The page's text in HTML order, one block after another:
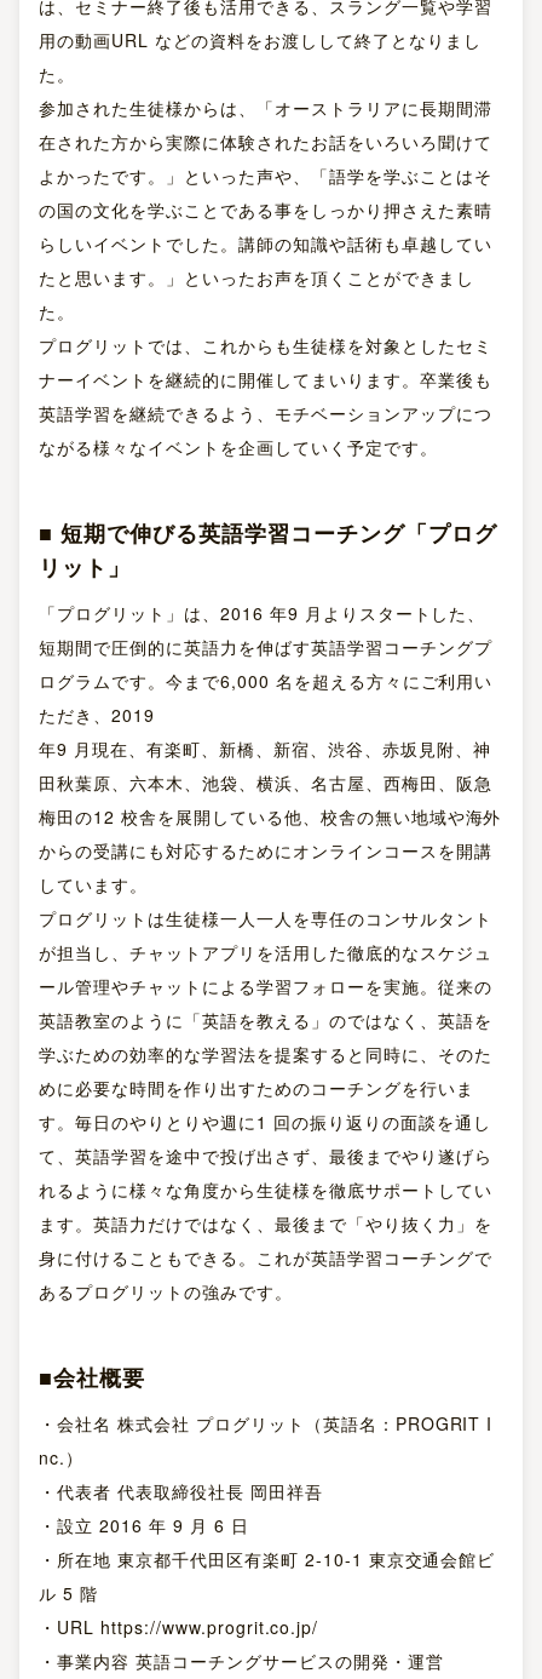
は、セミナー終了後も活用できる、スラング一覧や学習
用の動画URL などの資料をお渡しして終了となりまし
た。
参加された生徒様からは、「オーストラリアに⾧期間滞
在された方から実際に体験されたお話をいろいろ聞けて
よかったです。」といった声や、「語学を学ぶことはそ
の国の文化を学ぶことである事をしっかり押さえた素晴
らしいイベントでした。講師の知識や話術も卓越してい
たと思います。」といったお声を頂くことができまし
た。
プログリットでは、これからも生徒様を対象としたセミ
ナーイベントを継続的に開催してまいります。卒業後も
英語学習を継続できるよう、モチベーションアップにつ
ながる様々なイベントを企画していく予定です。
■ 短期で伸びる英語学習コーチング「プログ
リット」
「プログリット」は、2016 年9 月よりスタートした、
短期間で圧倒的に英語力を伸ばす英語学習コーチングプ
ログラムです。今まで6,000 名を超える方々にご利用い
ただき、2019
年9 月現在、有楽町、新橋、新宿、渋谷、赤坂見附、神
田秋葉原、六本木、池袋、横浜、名古屋、西梅田、阪急
梅田の12 校舎を展開している他、校舎の無い地域や海外
からの受講にも対応するためにオンラインコースを開講
しています。
プログリットは生徒様一人一人を専任のコンサルタント
が担当し、チャットアプリを活用した徹底的なスケジュ
ール管理やチャットによる学習フォローを実施。従来の
英語教室のように「英語を教える」のではなく、英語を
学ぶための効率的な学習法を提案すると同時に、そのた
めに必要な時間を作り出すためのコーチングを行いま
す。毎日のやりとりや週に1 回の振り返りの面談を通し
て、英語学習を途中で投げ出さず、最後までやり遂げら
れるように様々な角度から生徒様を徹底サポートしてい
ます。英語力だけではなく、最後まで「やり抜く力」を
身に付けることもできる。これが英語学習コーチングで
あるプログリットの強みです。
■会社概要
・会社名 株式会社 プログリット（英語名：PROGRIT I
nc.）
・代表者 代表取締役社⾧ 岡田祥吾
・設立 2016 年 9 月 6 日
・所在地 東京都千代田区有楽町 2-10-1 東京交通会館ビ
ル 5 階
・URL https://www.progrit.co.jp/
・事業内容 英語コーチングサービスの開発・運営